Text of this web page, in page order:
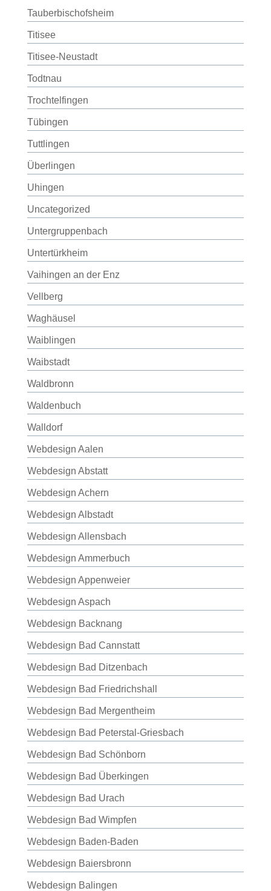
Tauberbischofsheim
Titisee
Titisee-Neustadt
Todtnau
Trochtelfingen
Tübingen
Tuttlingen
Überlingen
Uhingen
Uncategorized
Untergruppenbach
Untertürkheim
Vaihingen an der Enz
Vellberg
Waghäusel
Waiblingen
Waibstadt
Waldbronn
Waldenbuch
Walldorf
Webdesign Aalen
Webdesign Abstatt
Webdesign Achern
Webdesign Albstadt
Webdesign Allensbach
Webdesign Ammerbuch
Webdesign Appenweier
Webdesign Aspach
Webdesign Backnang
Webdesign Bad Cannstatt
Webdesign Bad Ditzenbach
Webdesign Bad Friedrichshall
Webdesign Bad Mergentheim
Webdesign Bad Peterstal-Griesbach
Webdesign Bad Schönborn
Webdesign Bad Überkingen
Webdesign Bad Urach
Webdesign Bad Wimpfen
Webdesign Baden-Baden
Webdesign Baiersbronn
Webdesign Balingen